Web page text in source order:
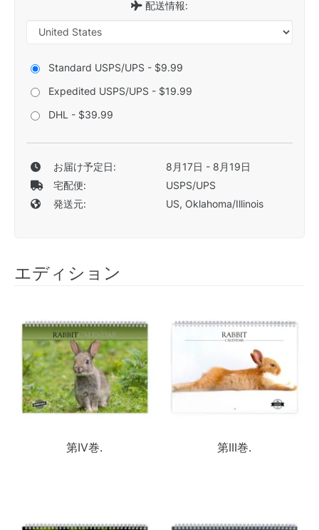
配送情報:
Standard USPS/UPS - $9.99
Expedited USPS/UPS - $19.99
DHL - $39.99
お届け予定日:
8月17日 - 8月19日
宅配便:
USPS/UPS
発送元:
US, Oklahoma/Illinois
エディション
第IV巻. 第III巻.